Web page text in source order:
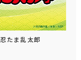
忍たま乱太郎